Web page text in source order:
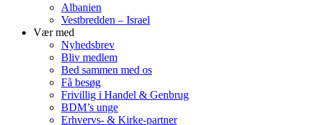
Albanien
Vestbredden – Israel
Vær med
Nyhedsbrev
Bliv medlem
Bed sammen med os
Få besøg
Frivillig i Handel & Genbrug
BDM’s unge
Erhvervs- & Kirke-partner